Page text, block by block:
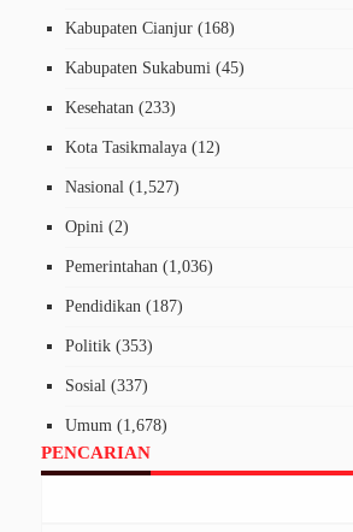
Kabupaten Cianjur (168)
Kabupaten Sukabumi (45)
Kesehatan (233)
Kota Tasikmalaya (12)
Nasional (1,527)
Opini (2)
Pemerintahan (1,036)
Pendidikan (187)
Politik (353)
Sosial (337)
Umum (1,678)
PENCARIAN